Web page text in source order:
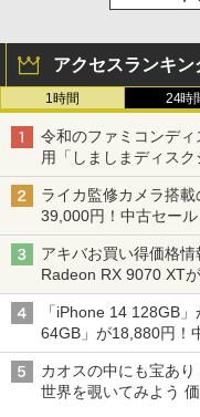
アクセスランキン
1時間 24時
令和のファミコンデ
用「しましまディスク
ライカ監修カメラ搭
39,000円！中古セール
アキバお買い得価格情
Radeon RX 9070 XT
型モニターが9,801円
「iPhone 14 128GB
64GB」が18,880円！
カオスの中にも宝あ
世界を覗いてみよう